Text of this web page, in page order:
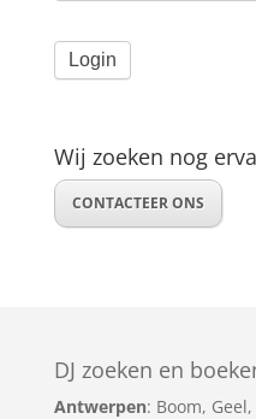
Wij zoeken nog
CONTACTEER ONS
DJ zoeken en
Antwerpen: Boom, Geel,